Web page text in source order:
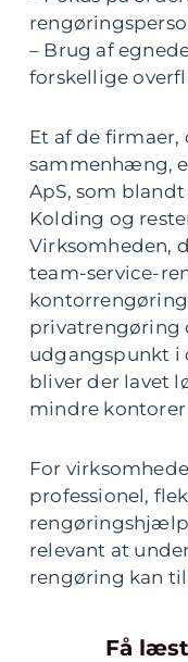
– Brug af
forskellige
Et af de
sammenhæng,
ApS, som
Kolding og
Virksomheden,
team-service-
privatrengøring
udgangspunkt i
bliver der lavet
mindre
For
professionel,
relevant at
rengøring kan
Få